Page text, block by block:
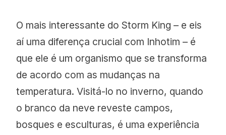
O mais interessante do Storm King – e eis
aí uma diferença crucial com Inhotim – é
que ele é um organismo que se transforma
de acordo com as mudanças na
temperatura. Visitá-lo no inverno, quando
o branco da neve reveste campos,
bosques e esculturas, é uma experiência